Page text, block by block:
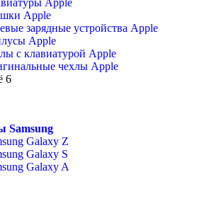
Apple
Apple
зарядные устройства Apple
Apple
с клавиатурой Apple
чехлы Apple
6
Samsung
Galaxy Z
Galaxy S
Galaxy A